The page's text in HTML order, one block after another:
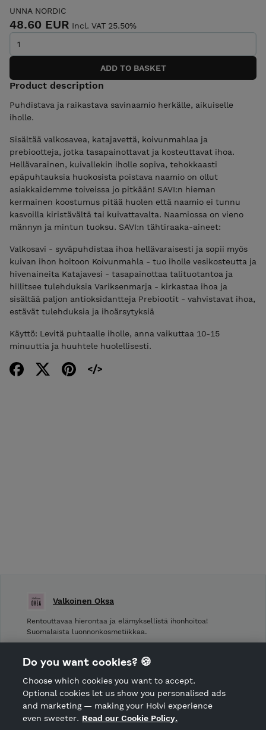
UNNA NORDIC
48.60 EUR Incl. VAT 25.50%
Product description
Puhdistava ja raikastava savinaamio herkälle, aikuiselle
iholle.
Sisältää valkosavea, katajavettä, koivunmahlaa ja
prebiootteja, jotka tasapainottavat ja kosteuttavat ihoa.
Hellävarainen, kuivallekin iholle sopiva, tehokkaasti
epäpuhtauksia huokosista poistava naamio on ollut
asiakkaidemme toiveissa jo pitkään! SAVI:n hieman
kermainen koostumus pitää huolen että naamio ei tunnu
kasvoilla kiristävältä tai kuivattavalta. Naamiossa on vieno
männyn ja mintun tuoksu. SAVI:n tähtiraaka-aineet:
Valkosavi - syväpuhdistaa ihoa hellävaraisesti ja sopii myös
kuivan ihon hoitoon Koivunmahla - tuo iholle vesikosteutta ja
hivenaineita Katajavesi - tasapainottaa talituotantoa ja
hillitsee tulehduksia Variksenmarja - kirkastaa ihoa ja
sisältää paljon antioksidantteja Prebiootit - vahvistavat ihoa,
estävät tulehduksia ja ihoärsytyksiä
Käyttö: Levitä puhtaalle iholle, anna vaikuttaa 10-15
minuuttia ja huuhtele huolellisesti.
Valkoinen Oksa
Rentouttavaa hierontaa ja elämyksellistä ihonhoitoa!
Suomalaista luonnonkosmetiikkaa.
Shop privacy policy
CANCEL ORDER
Do you want cookies? 🍪
Choose which cookies you want to accept.
Optional cookies let us show you personalised ads
and marketing — making your Holvi experience
even sweeter. Read our Cookie Policy.